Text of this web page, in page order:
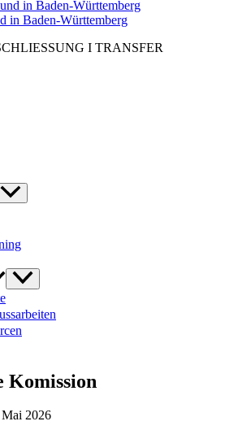
in Baden-Württemberg
I TRANSFER
Komission
2026